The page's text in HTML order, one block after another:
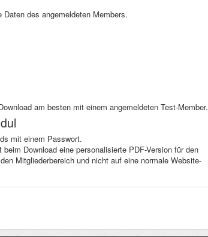
des angemeldeten Members.
am besten mit einem angemeldeten Test-Member.
mit einem Passwort.
Download eine personalisierte PDF-Version für den
Mitgliederbereich und nicht auf eine normale Website-